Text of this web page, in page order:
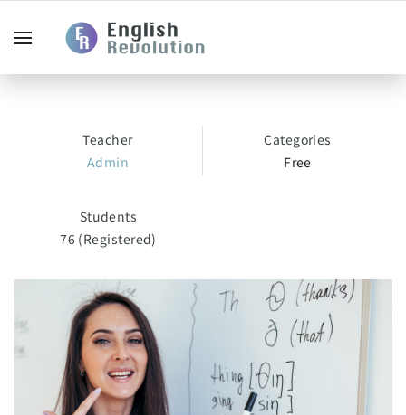
Teacher
Admin
Categories
Free
Students
76 (Registered)